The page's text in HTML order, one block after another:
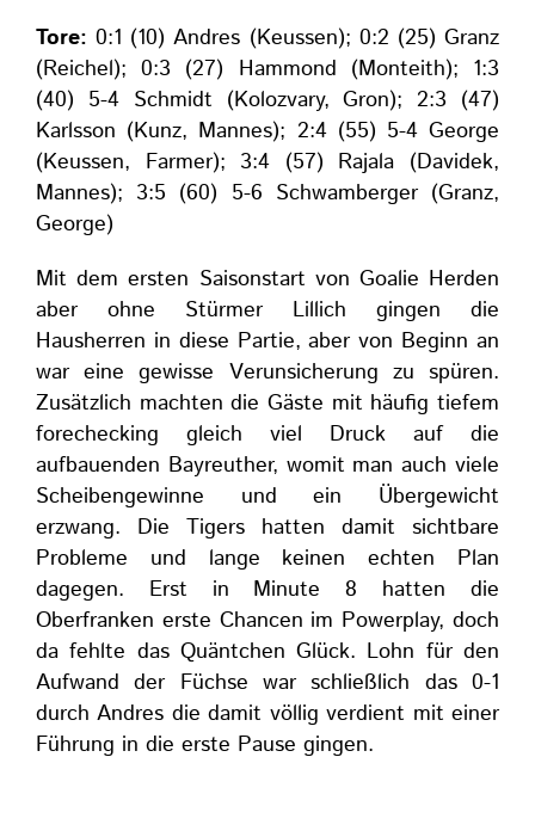
Tore: 0:1 (10) Andres (Keussen); 0:2 (25) Granz
(Reichel); 0:3 (27) Hammond (Monteith); 1:3
(40) 5-4 Schmidt (Kolozvary, Gron); 2:3 (47)
Karlsson (Kunz, Mannes); 2:4 (55) 5-4 George
(Keussen, Farmer); 3:4 (57) Rajala (Davidek,
Mannes); 3:5 (60) 5-6 Schwamberger (Granz,
George)
Mit dem ersten Saisonstart von Goalie Herden
aber ohne Stürmer Lillich gingen die
Hausherren in diese Partie, aber von Beginn an
war eine gewisse Verunsicherung zu spüren.
Zusätzlich machten die Gäste mit häufig tiefem
forechecking gleich viel Druck auf die
aufbauenden Bayreuther, womit man auch viele
Scheibengewinne und ein Übergewicht
erzwang. Die Tigers hatten damit sichtbare
Probleme und lange keinen echten Plan
dagegen. Erst in Minute 8 hatten die
Oberfranken erste Chancen im Powerplay, doch
da fehlte das Quäntchen Glück. Lohn für den
Aufwand der Füchse war schließlich das 0-1
durch Andres die damit völlig verdient mit einer
Führung in die erste Pause gingen.